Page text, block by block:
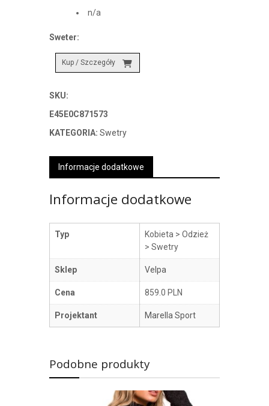
n/a
Sweter:
Kup / Szczegóły
SKU:
E45E0C871573
KATEGORIA: Swetry
Informacje dodatkowe
Informacje dodatkowe
Typ
Kobieta > Odzież
> Swetry
Sklep Velpa
Cena 859.0 PLN
Projektant Marella Sport
Podobne produkty